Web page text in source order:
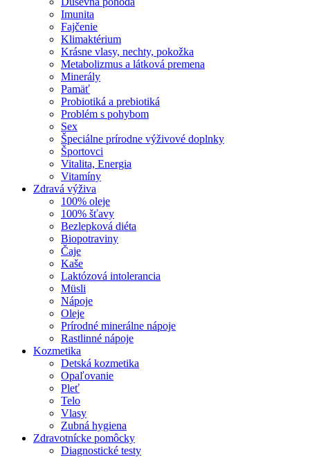
Imunita
Fajčenie
Klimaktérium
Krásne vlasy, nechty, pokožka
Metabolizmus a látková premena
Minerály
Pamäť
Probiotiká a prebiotiká
Problém s pohybom
Sex
Špeciálne prírodne výživové doplnky
Športovci
Vitalita, Energia
Vitamíny
Zdravá výživa
100% oleje
100% šťavy
Bezlepková diéta
Biopotraviny
Čaje
Kaše
Laktózová intolerancia
Müsli
Nápoje
Oleje
Prírodné minerálne nápoje
Rastlinné nápoje
Kozmetika
Detská kozmetika
Opaľovanie
Pleť
Telo
Vlasy
Zubná hygiena
Zdravotnícke pomôcky
Diagnostické testy